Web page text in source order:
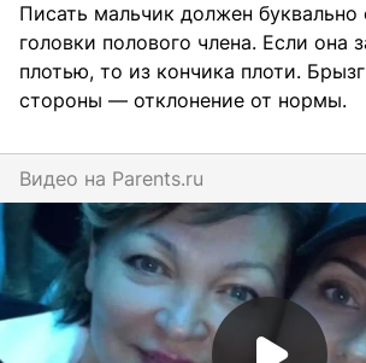
Писать мальчик должен
головки полового члена. Если она
плотью, то из кончика плоти.
стороны — отклонение от нормы.
Видео на parents.ru